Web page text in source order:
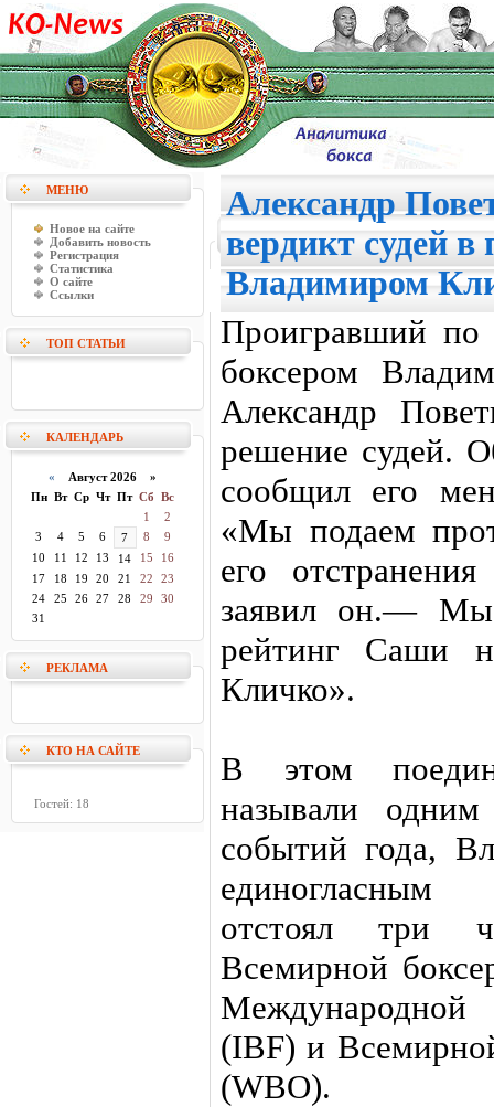
МЕНЮ
Новое на сайте
Добавить новость
Регистрация
Статистика
О сайте
Ссылки
ТОП СТАТЬИ
КАЛЕНДАРЬ
« Август 2026 »
Пн Вт Ср Чт Пт Сб Вс
1
2
3
4 5 6 7 8
9
10
11 12 13 14 15
16
17
18 19 20 21 22
23
24
25 26 27 28 29
30
31
РЕКЛАМА
КТО НА САЙТЕ
Гостей: 18
Александр
вердикт судей в
Владимиром
Проигравший по
боксером
Александр
решение судей.
сообщил его
«Мы подаем
его
заявил он.— Мы
рейтинг Саши
Кличко».
В этом
называли
событий года,
отстоял три
Всемирной
(IBF) и
(WBO).